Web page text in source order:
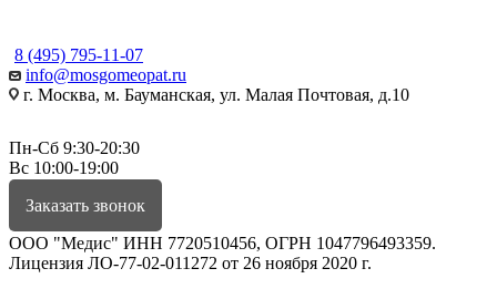
8 (495) 795-11-07
info@mosgomeopat.ru
г. Москва, м. Бауманская, ул. Малая Почтовая, д.10
Пн-Сб 9:30-20:30
Вс 10:00-19:00
Заказать звонок
ООО "Медис" ИНН 7720510456, ОГРН 1047796493359.
Лицензия ЛО-77-02-011272 от 26 ноября 2020 г.